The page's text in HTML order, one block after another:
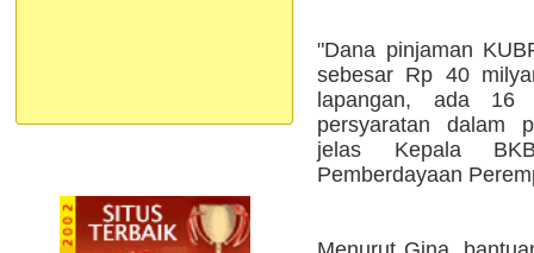
"Dana pinjaman
sebesar Rp 40
lapangan, ada 16
persyaratan dalam
jelas Kepala
Pemberdayaan